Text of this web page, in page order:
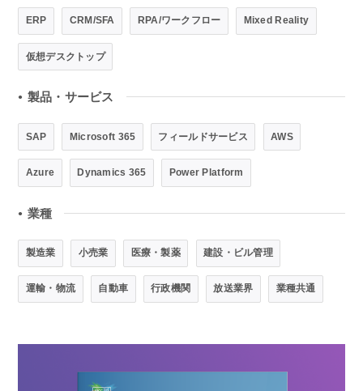
ERP CRM/SFA RPA/ワークフロー Mixed Reality
仮想デスクトップ
● 製品・サービス
SAP Microsoft 365 フィールドサービス AWS
Azure Dynamics 365 Power Platform
● 業種
製造業 小売業 医療・製薬 建設・ビル管理
運輸・物流 自動車 行政機関 放送業界 業種共通